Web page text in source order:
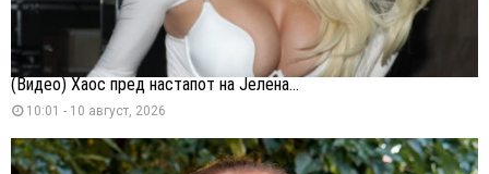
(Видео) Хаос пред настапот на Јелена...
10:01 - 10 август, 2026